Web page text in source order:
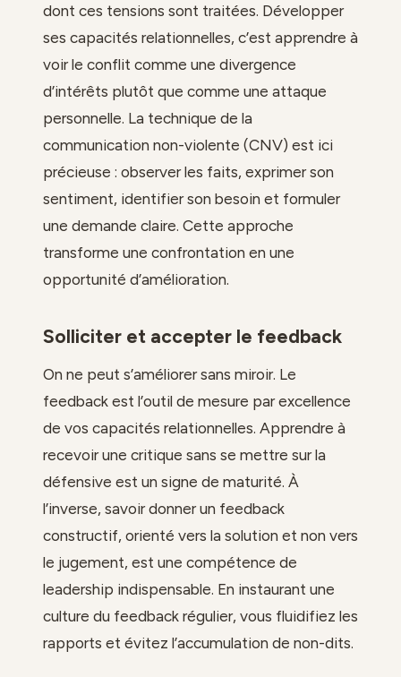
dont ces tensions sont traitées. Développer
ses capacités relationnelles, c’est apprendre à
voir le conflit comme une divergence
d’intérêts plutôt que comme une attaque
personnelle. La technique de la
communication non-violente (CNV) est ici
précieuse : observer les faits, exprimer son
sentiment, identifier son besoin et formuler
une demande claire. Cette approche
transforme une confrontation en une
opportunité d’amélioration.
Solliciter et accepter le feedback
On ne peut s’améliorer sans miroir. Le
feedback est l’outil de mesure par excellence
de vos capacités relationnelles. Apprendre à
recevoir une critique sans se mettre sur la
défensive est un signe de maturité. À
l’inverse, savoir donner un feedback
constructif, orienté vers la solution et non vers
le jugement, est une compétence de
leadership indispensable. En instaurant une
culture du feedback régulier, vous fluidifiez les
rapports et évitez l’accumulation de non-dits.